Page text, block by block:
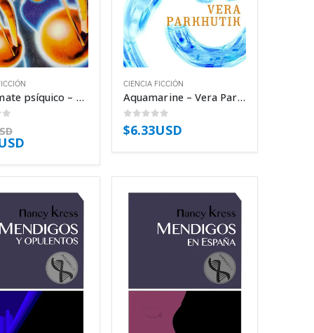
Jaque mate psíquico – Lester del Rey
CIENCIA FICCIÓN
Aquamarine – Vera Parkhutik
0 out of 5
$6.33USD